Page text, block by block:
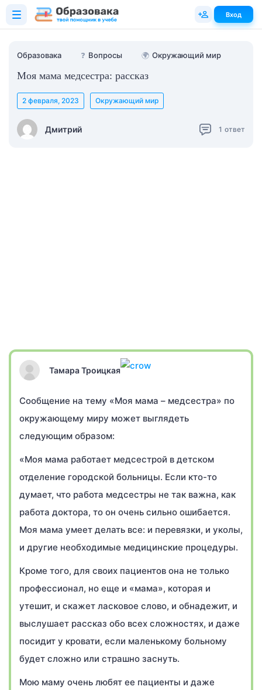
Образовака ❓ Вопросы 🌍 Окружающий мир
Моя мама медсестра: рассказ
Дмитрий
2 февраля, 2023 Окружающий мир
1 ответ
Тамара Троицкая
Сообщение на тему «Моя мама – медсестра» по
окружающему миру может выглядеть
следующим образом:
«Моя мама работает медсестрой в детском
отделение городской больницы. Если кто-то
думает, что работа медсестры не так важна, как
работа доктора, то он очень сильно ошибается.
Моя мама умеет делать все: и перевязки, и уколы,
и другие необходимые медицинские процедуры.
Кроме того, для своих пациентов она не только
профессионал, но еще и «мама», которая и
утешит, и скажет ласковое слово, и обнадежит, и
выслушает рассказ обо всех сложностях, и даже
посидит у кровати, если маленькому больному
будет сложно или страшно заснуть.
Мою маму очень любят ее пациенты и даже
Вход